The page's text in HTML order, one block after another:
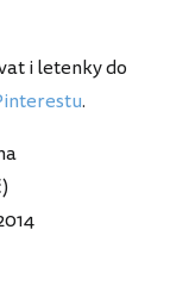
i letenky do
.